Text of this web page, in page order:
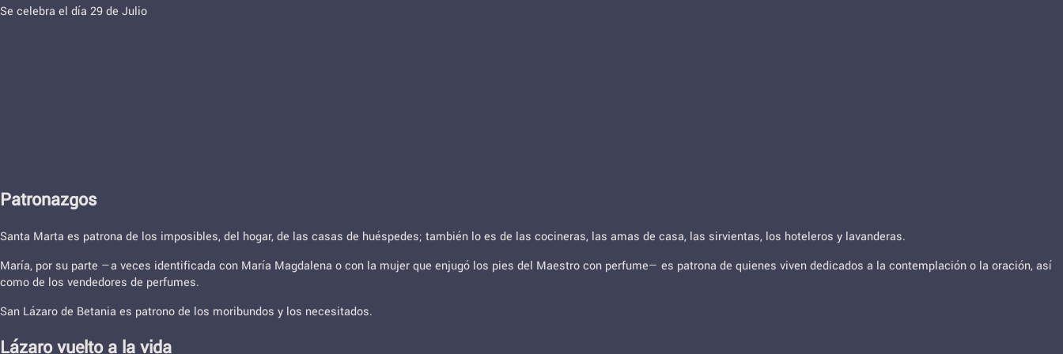
Se celebra el día 29 de Julio
Patronazgos
Santa Marta es patrona de los imposibles, del hogar, de las casas de huéspedes; también lo es de las cocineras, las amas de casa, las sirvientas, los hoteleros y lavanderas.
María, por su parte —a veces identificada con María Magdalena o con la mujer que enjugó los pies del Maestro con perfume— es patrona de quienes viven dedicados a la contemplación o la oración, así
como de los vendedores de perfumes.
San Lázaro de Betania es patrono de los moribundos y los necesitados.
Lázaro vuelto a la vida